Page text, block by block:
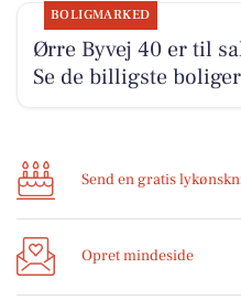
BOLIGMARKED
Ørre Byvej 40 er til
Se de billigste
Send en gratis
Opret mindeside